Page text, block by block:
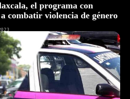
el programa con
combatir violencia de género